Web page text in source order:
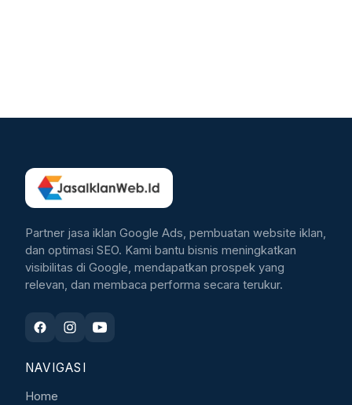
Partner jasa iklan Google Ads, pembuatan website iklan,
dan optimasi SEO. Kami bantu bisnis meningkatkan
visibilitas di Google, mendapatkan prospek yang
relevan, dan membaca performa secara terukur.
NAVIGASI
Home